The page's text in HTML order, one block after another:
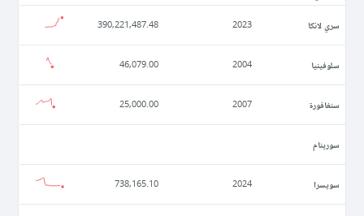
سري لانكا 2023
390,221,487.48
سلوفينيا 2004
46,079.00
سنغافورة 2007
25,000.00
سورينام
سويسرا 2024
738,165.10